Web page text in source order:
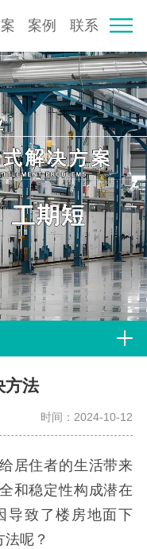
案例 联系
方法
时间：2024-10-12
居住者的生活带来
和稳定性构成潜在
导致了楼房地面下
呢？